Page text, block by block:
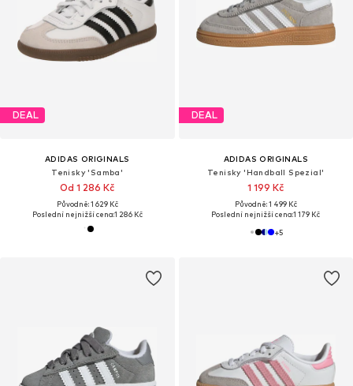
DEAL
ADIDAS ORIGINALS
Tenisky 'Samba'
Od 1 286 Kč
Původně: 1 629 Kč
Poslední nejnižší cena:1 286 Kč
DEAL
ADIDAS ORIGINALS
Tenisky 'Handball Spezial'
1 199 Kč
Původně: 1 499 Kč
Poslední nejnižší cena:1 179 Kč
+5